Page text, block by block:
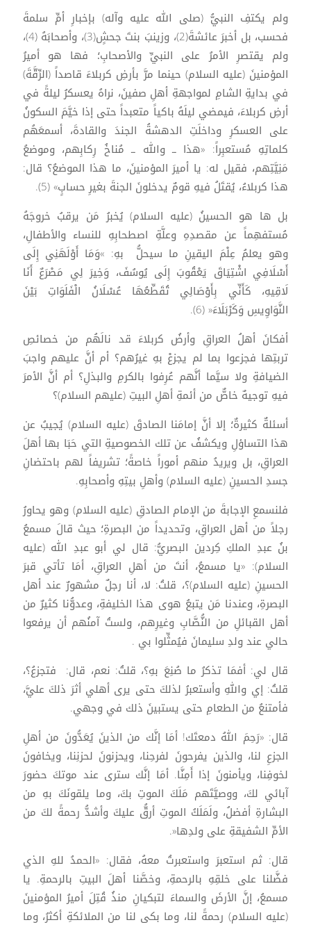
ولم يكتفِ النبيُّ (صلى الله عليه وآله) بإخبارِ أمِّ سلمةَ
فحسب، بل أخبرَ عائشةَ(2)، وزينبَ بنتَ جحشٍ(3)، وأصحابَهُ (4)،
ولم يقتصرِ الأمرُ على النبيِّ والأصحابِ؛ فها هو أميرُ
المؤمنينَ (عليه السلام) حينما مرَّ بأرضِ كربلاءَ قاصداً (الرِّقَّةَ)
في بدايةِ الشامِ لمواجهةِ أهلِ صفينَ، نراهُ يعسكرُ ليلةً في
أرضِ كربلاءَ، فيمضي ليلَهُ باكياً متعبداً حتى إذا خيَّمَ السكونُ
على العسكرِ وداخلَتِ الدهشةُ الجندَ والقادةَ، أسمعَهُم
كلماتِهِ مُستعبِراً: «هذا ــ والله ــ مُناخُ رِكابِهم، وموضعُ
مَنِيَّتِهم، فقيل له: يا أميرَ المؤمنينَ، ما هذا الموضعُ؟ قال:
هذا كربلاءُ، يُقتَلُ فيهِ قومٌ يدخلونَ الجنةَ بغيرِ حسابٍ» (5).
بل ها هو الحسينُ (عليه السلام) يُخبرُ مَن يرقبُ خروجَهُ
مُستفهِماً عن مقصدِهِ وعلَّةِ اصطحابِهِ للنساء والأطفالِ،
وهو يعلمُ عِلْمَ اليقينِ ما سيحلُّ بهِ: »وَمَا أَوْلَهَنِي إِلَى
أَسْلَافِي اشْتِيَاقَ يَعْقُوبَ إِلَى يُوسُفَ، وَخِيرَ لِي مَصْرَعٌ أَنَا
لَاقِيهِ، كَأَنِّي بِأَوْصَالِي تُقَطِّعُهَا عُسْلَانُ الْفَلَوَاتِ بَيْنَ
النَّوَاوِيسِ وَكَرْبَلَاءَ« (6).
أفكانَ أهلُ العراقِ وأرضُ كربلاءَ قد نالَهُم من خصائصِ
تربتِها فجزعوا بما لم يجزعْ بهِ غيرُهم؟ أم أنَّ عليهم واجبَ
الضيافةِ ولا سيَّما أنَّهم عُرِفوا بالكرمِ والبذلِ؟ أم أنَّ الأمرَ
فيهِ توجيهٌ خاصٌّ من أئمةِ أهلِ البيتِ (عليهم السلام)؟
أسئلةٌ كثيرةٌ؛ إلا أنَّ إمامَنا الصادقَ (عليه السلام) يُجيبُ عن
هذا التساؤلِ ويكشفُ عن تلك الخصوصيةِ التي حَبَا بها أهلَ
العراقِ، بل ويريدُ منهم أموراً خاصةً؛ تشريفاً لهم باحتضانِ
جسدِ الحسينِ (عليه السلام) وأهلِ بيتِهِ وأصحابِهِ.
فلنسمعِ الإجابةَ من الإمام الصادقِ (عليه السلام) وهو يحاورُ
رجلاً من أهل العراقِ، وتحديداً من البصرةِ؛ حيث قالَ مسمعُ
بنُ عبدِ الملكِ كِردين البصريُّ: قال لي أبو عبدِ الله (عليه
السلام): «يا مسمعُ، أنتَ من أهلِ العراقِ، أمَا تأتي قبرَ
الحسينِ (عليه السلام)؟، قلتُ: لا، أنا رجلٌ مشهورٌ عند أهل
البصرةِ، وعندنا مَن يتبعُ هوى هذا الخليفةِ، وعدوُّنا كثيرٌ من
أهل القبائلِ من النُّصَّابِ وغيرِهم، ولستُ آمنُهم أن يرفعوا
حالي عند ولدِ سليمانَ فيُمثِّلوا بي .
قال لي: أفمَا تذكرُ ما صُنِعَ بهِ؟، قلتُ: نعم، قال: فتجزعُ؟،
قلتُ: إي واللهِ وأستعبرُ لذلكَ حتى يرى أهلي أثرَ ذلكَ عليَّ،
فأمتنعُ من الطعامِ حتى يستبينَ ذلك في وجهي.
قال: «رَحِمَ اللهُ دمعتَك! أمَا إنَّك من الذينَ يُعَدُّونَ من أهلِ
الجزعِ لنا، والذين يفرحونَ لفرحِنا، ويحزنونَ لحزنِنا، ويخافونَ
لخوفِنا، ويأمنونَ إذا أَمِنَّا. أمَا إنَّك سترى عند موتكَ حضورَ
آبائي لكَ، ووصيَّتَهم مَلَكَ الموتِ بكَ، وما يلقونَكَ بهِ من
البشارةِ أفضلُ، ولَمَلَكُ الموتِ أرقُّ عليكَ وأشدُّ رحمةً لكَ من
الأمِّ الشفيقةِ على ولدِها«.
قال: ثم استعبرَ واستعبرتُ معهُ، فقال: «الحمدُ للهِ الذي
فضَّلنا على خلقِهِ بالرحمةِ، وخصَّنا أهلَ البيتِ بالرحمةِ. يا
مسمعُ، إنَّ الأرضَ والسماءَ لتبكيانِ منذُ قُتِلَ أميرُ المؤمنينَ
(عليه السلام) رحمةً لنا، وما بكى لنا من الملائكةِ أكثرُ، وما